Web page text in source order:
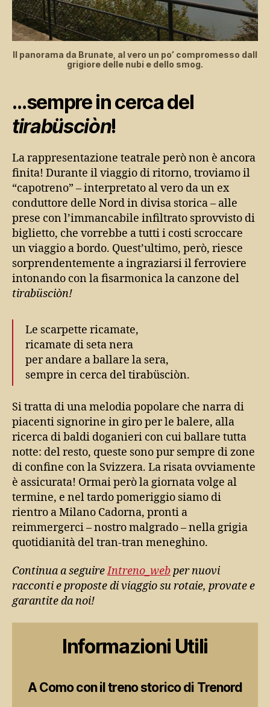
Il panorama da Brunate, al vero un po’ compromesso dall
grigiore delle nubi e dello smog.
…sempre in cerca del
tirabüsciòn!
La rappresentazione teatrale però non è ancora
finita! Durante il viaggio di ritorno, troviamo il
“capotreno” – interpretato al vero da un ex
conduttore delle Nord in divisa storica – alle
prese con l’immancabile infiltrato sprovvisto di
biglietto, che vorrebbe a tutti i costi scroccare
un viaggio a bordo. Quest’ultimo, però, riesce
sorprendentemente a ingraziarsi il ferroviere
intonando con la fisarmonica la canzone del
tirabüsciòn!
Le scarpette ricamate,
ricamate di seta nera
per andare a ballare la sera,
sempre in cerca del tirabüsciòn.
Si tratta di una melodia popolare che narra di
piacenti signorine in giro per le balere, alla
ricerca di baldi doganieri con cui ballare tutta
notte: del resto, queste sono pur sempre di zone
di confine con la Svizzera. La risata ovviamente
è assicurata! Ormai però la giornata volge al
termine, e nel tardo pomeriggio siamo di
rientro a Milano Cadorna, pronti a
reimmergerci – nostro malgrado – nella grigia
quotidianità del tran-tran meneghino.
Continua a seguireIntreno_webper nuovi
racconti e proposte di viaggio su rotaie, provate e
garantite da noi!
Informazioni Utili
A Como con il treno storico di Trenord